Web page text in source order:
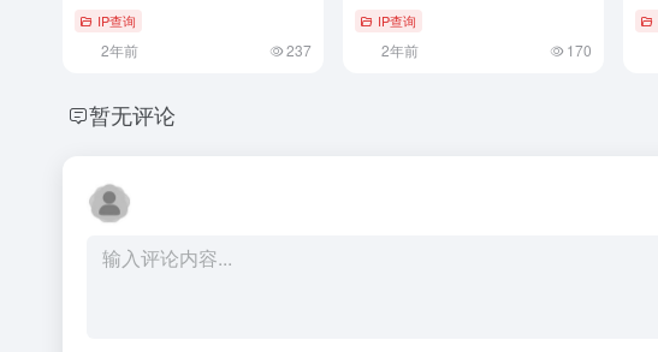
IP查询
2年前 237
IP查询
2年前 170
暂无评论